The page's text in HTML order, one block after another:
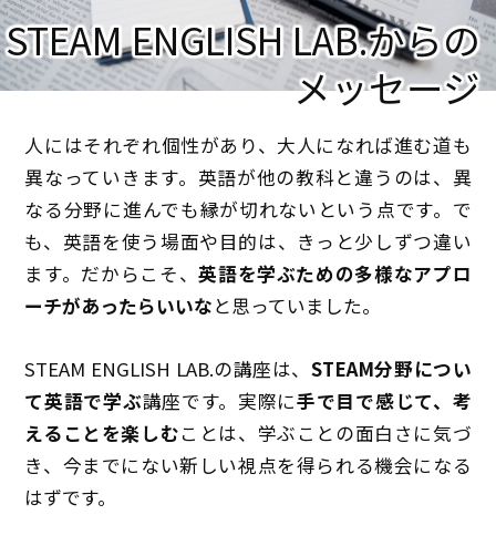
STEAM ENGLISH LAB.からの
メッセージ
人にはそれぞれ個性があり、大人になれば進む道も
異なっていきます。英語が他の教科と違うのは、異
なる分野に進んでも縁が切れないという点です。で
も、英語を使う場面や目的は、きっと少しずつ違い
ます。だからこそ、英語を学ぶための多様なアプロ
ーチがあったらいいなと思っていました。
STEAM ENGLISH LAB.の講座は、 STEAM分野につい
て英語で学ぶ講座です。実際に手で目で感じて、考
えることを楽しむことは、学ぶことの面白さに気づ
き、今までにない新しい視点を得られる機会になる
はずです。